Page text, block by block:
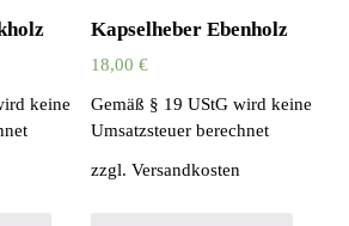
keine
Kapselheber Ebenholz
18,00 €
Gemäß § 19 UStG wird keine
Umsatzsteuer berechnet
zzgl. Versandkosten